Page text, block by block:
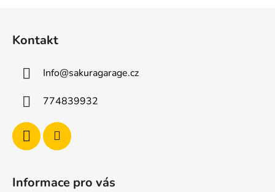
Kontakt
Info@sakuragarage.cz
774839932
Informace pro vás